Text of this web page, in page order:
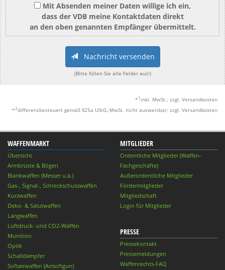
Mit Absenden meiner Daten willige ich ein,
dass der VDB meine Kontaktdaten direkt
an den oben genannten Empfänger übermittelt.
Nachricht versenden
(Bitte füllen Sie alle Felder aus!)
* 1 inkl. MwSt.; zzgl. Versandkosten
*2differenzbesteuert gemäß §25a UStG.;MwSt. nicht ausweisbar; zzgl. Versandkosten
WAFFENMARKT
Übersicht
Armbrüste & Bögen
Blankwaffen (Messer u.ä.)
Gas-, Signal-, Schreckschusswaffen
Kurzwaffen
Deko- & Salutwaffen
Langwaffen
Luftdruck- und CO2-Waffen
Munition
Optik
Schalldämpfer
Softairwaffen (Airsoftgun)
MITGLIEDER
Ordentliche Mitglieder (Waffen-
Fachgeschäfte)
Außerordentliche Mitglieder
Fördermitglieder
Mitgliedschaft
Login für Mitglieder
PRESSE
Pressekontakt
Pressemeldungen
Waffenrechts-FAQ